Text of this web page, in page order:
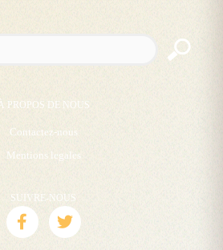
À PROPOS DE NOUS
Contactez-nous
Mentions legales
SUIVRE-NOUS